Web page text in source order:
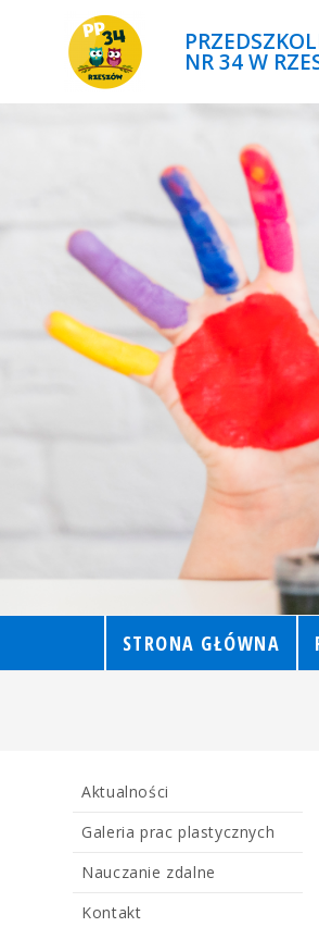
NR 34 W
STRONA GŁÓWNA
Aktualności
Galeria prac plastycznych
Nauczanie zdalne
Kontakt